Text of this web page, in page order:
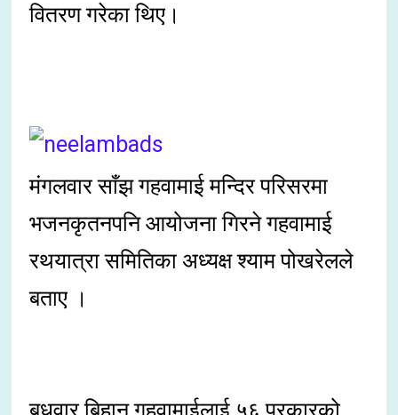
वितरण गरेका थिए।
मंगलवार साँझ गहवामाई मन्दिर परिसरमा
भजनकृतनपनि आयोजना गिरने गहवामाई
रथयात्रा समितिका अध्यक्ष श्याम पोखरेलले
बताए ।